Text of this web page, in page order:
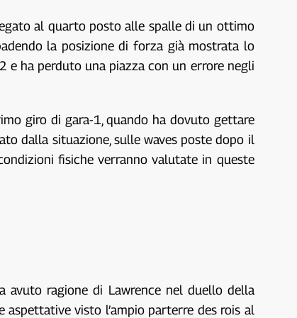
al quarto posto alle spalle di un ottimo
la posizione di forza già mostrata lo
e ha perduto una piazza con un errore negli
giro di gara-1, quando ha dovuto gettare
dalla situazione, sulle waves poste dopo il
fisiche verranno valutate in queste
avuto ragione di Lawrence nel duello della
aspettative visto l’ampio parterre des rois al